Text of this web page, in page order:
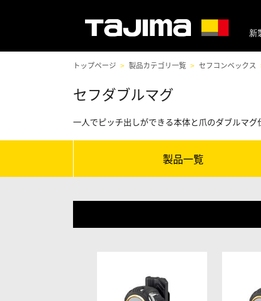
新
トップページ 製品カテゴリ一覧 セフコンベックス
セフダブルマグ
一人でピッチ出しができる本体と爪のダブルマグ
製品一覧